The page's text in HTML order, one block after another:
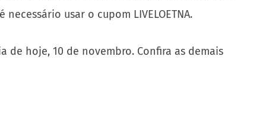
usar o cupom LIVELOETNA.
hoje, 10 de novembro. Confira as demais